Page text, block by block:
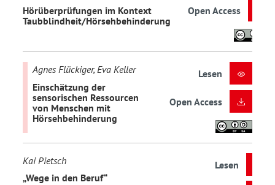
Hörüberprüfungen im Kontext
Taubblindheit/Hörsehbehinderung
Open Access
Agnes Flückiger, Eva Keller
Einschätzung der
sensorischen Ressourcen
von Menschen mit
Hörsehbehinderung
Lesen
Open Access
Kai Pietsch
„Wege in den Beruf“
Lesen